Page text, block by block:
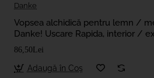
Danke
Vopsea alchidică pentru lemn /
Danke! Uscare Rapida, interior /
2.5 L
86,50Lei
Adaugă în Coş